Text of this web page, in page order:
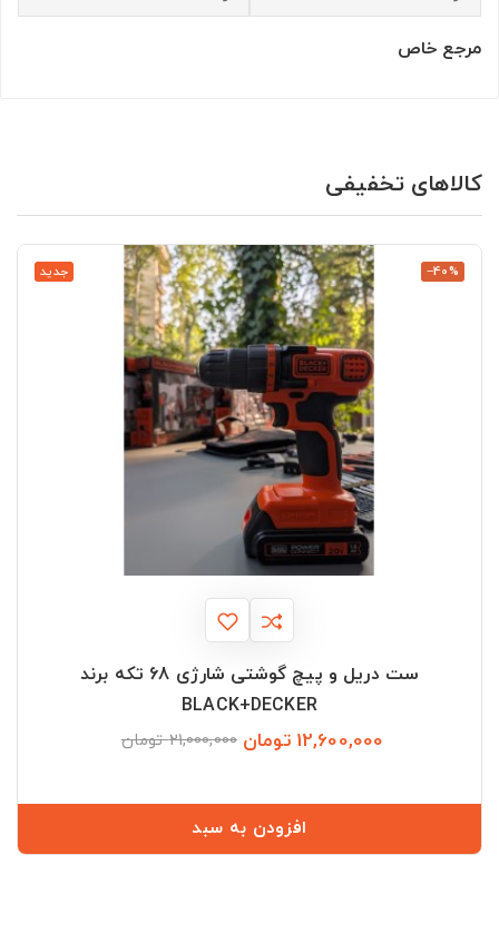
مرجع خاص
کالاهای تخفیفی
جدید ‎−40%
ست دریل و پیچ گوشتی شارژی 68 تکه برند
BLACK+DECKER
12,600,000 تومان 21,000,000 تومان
افزودن به سبد